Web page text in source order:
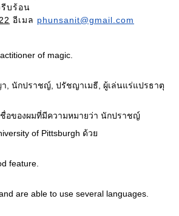
บร้อน
อีเมล phunsanit@gmail.com
of magic.
, นักปราชญ์, ปรัชญาเมธี, ผู้เล่นแร่แปรธาตุ
อของผมที่มีความหมายว่า นักปราชญ์
of Pittsburgh ด้วย
feature.
are able to use several languages.